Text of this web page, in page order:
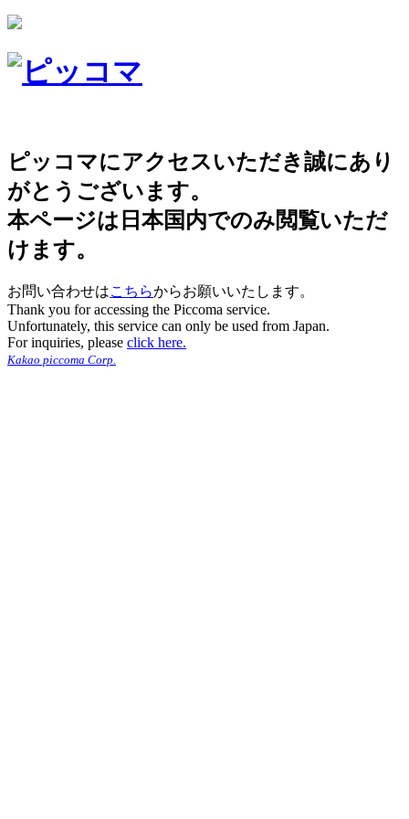
ピッコマにアクセスいただき誠にあり
がとうございます。
本ページは日本国内でのみ閲覧いただ
けます。
お問い合わせはこちらからお願いいたします。
Thank you for accessing the Piccoma service.
Unfortunately, this service can only be used from Japan.
For inquiries, please click here.
Kakao piccoma Corp.